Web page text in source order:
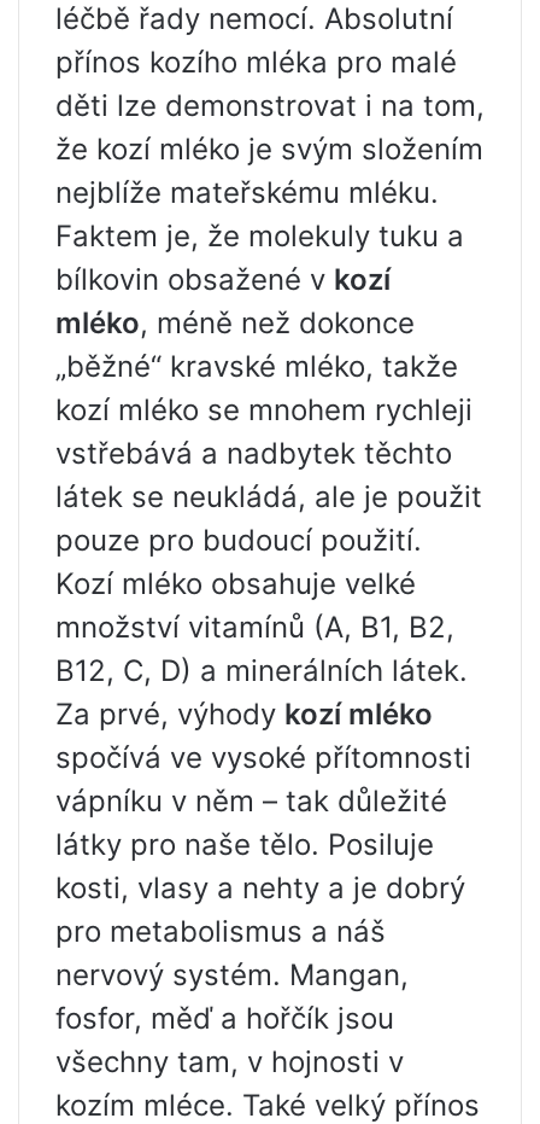
léčbě řady nemocí. Absolutní
přínos kozího mléka pro malé
děti lze demonstrovat i na tom,
že kozí mléko je svým složením
nejblíže mateřskému mléku.
Faktem je, že molekuly tuku a
bílkovin obsažené v kozí
mléko, méně než dokonce
„běžné“ kravské mléko, takže
kozí mléko se mnohem rychleji
vstřebává a nadbytek těchto
látek se neukládá, ale je použit
pouze pro budoucí použití.
Kozí mléko obsahuje velké
množství vitamínů (A, B1, B2,
B12, C, D) a minerálních látek.
Za prvé, výhody kozí mléko
spočívá ve vysoké přítomnosti
vápníku v něm – tak důležité
látky pro naše tělo. Posiluje
kosti, vlasy a nehty a je dobrý
pro metabolismus a náš
nervový systém. Mangan,
fosfor, měď a hořčík jsou
všechny tam, v hojnosti v
kozím mléce. Také velký přínos